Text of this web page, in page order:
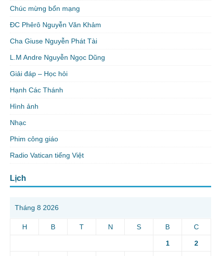
Chúc mừng bổn mạng
ĐC Phêrô Nguyễn Văn Khảm
Cha Giuse Nguyễn Phát Tài
L.M Andre Nguyễn Ngọc Dũng
Giải đáp – Học hỏi
Hạnh Các Thánh
Hình ảnh
Nhạc
Phim công giáo
Radio Vatican tiếng Việt
Lịch
Tháng 8 2026
H B T N S B C
1 2